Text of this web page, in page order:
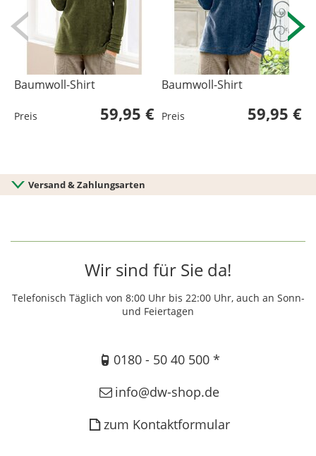
Baumwoll-Shirt
Preis 59,95 €
Baumwoll-Shirt
Preis 59,95 €
Versand & Zahlungsarten
Wir sind für Sie da!
Telefonisch Täglich von 8:00 Uhr bis 22:00 Uhr, auch an Sonn-
und Feiertagen
0180 - 50 40 500 *
info@dw-shop.de
zum Kontaktformular